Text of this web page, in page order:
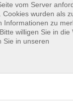
vom Server
wurden als
Informationen zu
willigen Sie in die
Sie in unseren